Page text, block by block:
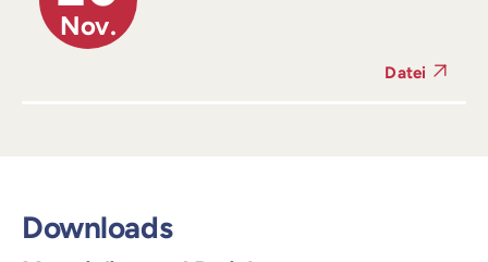
Nov.
Datei
Downloads